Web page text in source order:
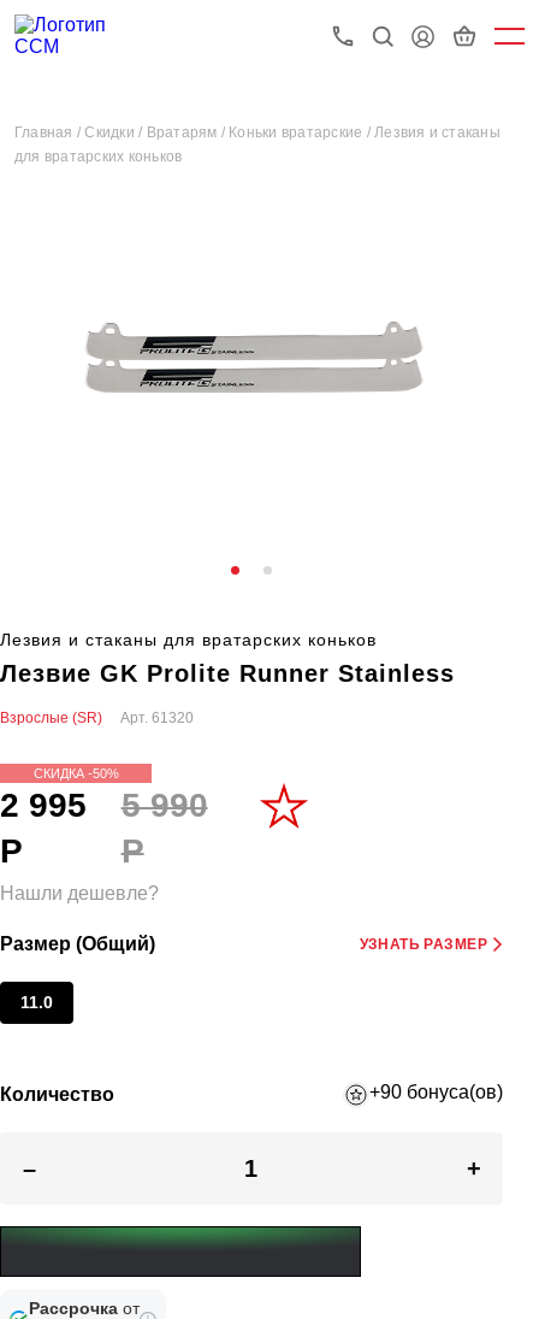
Главная /Скидки / Вратарям / Коньки вратарские /Лезвия и стаканы
для вратарских коньков
Лезвия и стаканы для вратарских коньков
Лезвие GK Prolite Runner Stainless
Взрослые (SR) Арт. 61320
СКИДКА -50%
2 995
Р
5 990
Р
Нашли дешевле?
Размер (Общий) УЗНАТЬ РАЗМЕР
11.0
Количество +90 бонуса(ов)
– +
Рассрочка от